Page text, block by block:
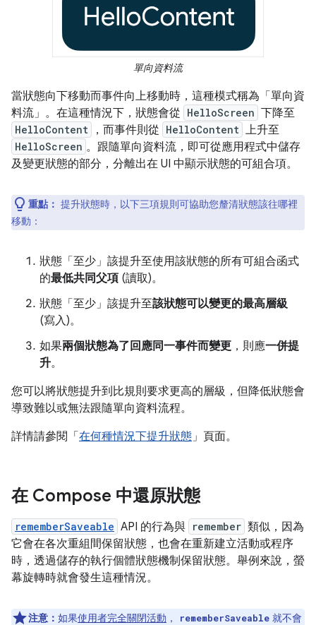
單向資料流
當狀態向下移動而事件向上移動時，這種模式稱為「單向資
料流」 。在這種情況下，狀態會從 HelloScreen 下降至
HelloContent ，而事件則從 HelloContent 上升至
HelloScreen 。跟隨單向資料流，即可從應用程式中儲存
及變更狀態的部分，分離出在 UI 中顯示狀態的可組合項。
重點： 提升狀態時，以下三項規則可協助您釐清狀態該往哪裡
移動：
狀態「至少」該提升至使用該狀態的所有可組合函式
的最低共同父項 (讀取)。
狀態「至少」該提升至該狀態可以變更的最高層級
(寫入)。
如果兩個狀態為了回應同一事件而變更 ，則應一併提
升。
您可以將狀態提升到比規則要求更高的層級，但降低狀態會
導致難以或無法跟隨單向資料流程。
詳情請參閱「在何種情況下提升狀態 」頁面。
在 Compose 中還原狀態
rememberSaveable API 的行為與 remember 類似，因為
它會在各次重組間保留狀態，也會在重新建立活動或程序
時，透過儲存的執行個體狀態機制保留狀態。舉例來說，螢
幕旋轉時就會發生這種情況。
注意： 如果使用者完全關閉活動 ， rememberSaveable 就不會